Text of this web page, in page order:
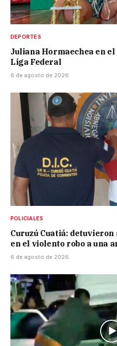
DEPORTES
Juliana Hormaechea en
Liga Federal
6 de agosto de 2026
POLICIALES
Curuzú Cuatiá:
en el violento robo a una
6 de agosto de 2026